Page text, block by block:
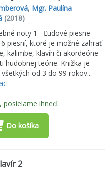
, Mgr. Paulína
(2018)
noty 1 - Ľudové piesne
piesní, ktoré je možné zahrať
kalimbe, klavíri či akordeóne
hudobnej teórie. Knižka je
od 3 do 99 rokov...
posielame ihneď.
Do košíka
2